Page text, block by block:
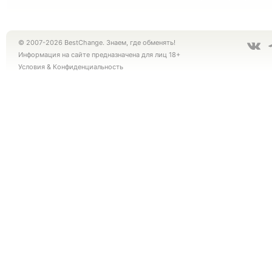
© 2007-2026 BestChange. Знаем, где обменять!
Информация на сайте предназначена для лиц 18+
Условия & Конфиденциальность